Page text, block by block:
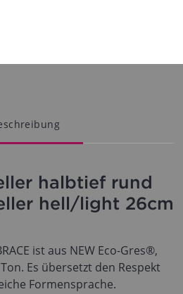
halbtief rund
hell/light 26cm
ist aus NEW Eco-Gres®,
Es übersetzt den Respekt
Formensprache.